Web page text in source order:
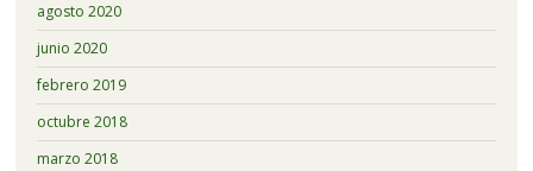
agosto 2020
junio 2020
febrero 2019
octubre 2018
marzo 2018